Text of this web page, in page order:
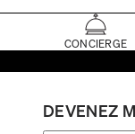
CONCIERGE
DEVENEZ